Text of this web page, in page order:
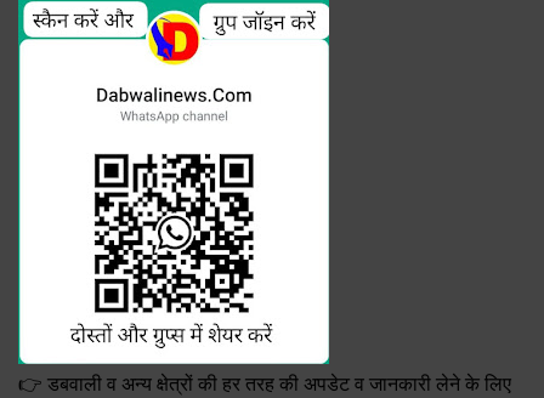
👉 डबवाली व अन्य क्षेत्रों की हर तरह की अपडेट व जानकारी लेने के लिए